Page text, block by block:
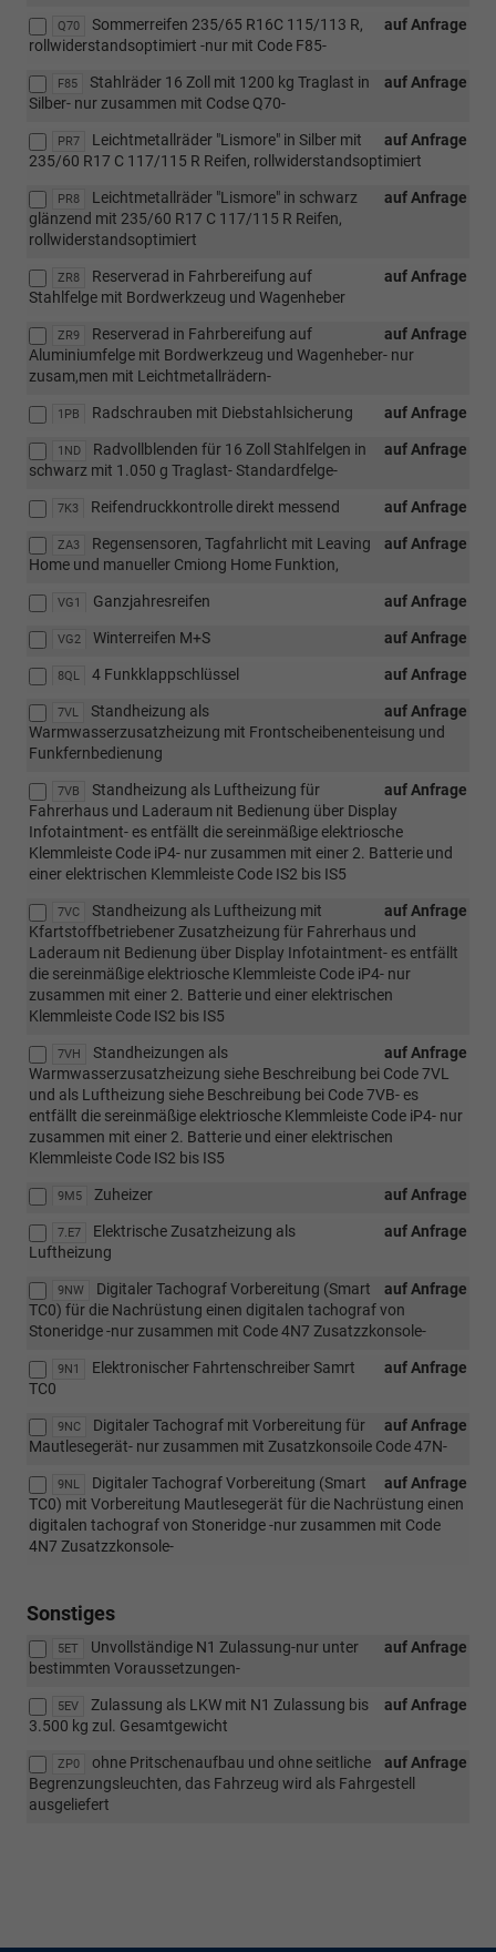
Q70 auf Anfrage
Sommerreifen 235/65 R16C 115/113 R,
rollwiderstandsoptimiert -nur mit Code F85-
F85 auf Anfrage
Stahlräder 16 Zoll mit 1200 kg Traglast in
Silber- nur zusammen mit Codse Q70-
PR7 auf Anfrage
Leichtmetallräder "Lismore" in Silber mit
235/60 R17 C 117/115 R Reifen, rollwiderstandsoptimiert
PR8 auf Anfrage
Leichtmetallräder "Lismore" in schwarz
glänzend mit 235/60 R17 C 117/115 R Reifen,
rollwiderstandsoptimiert
ZR8 auf Anfrage
Reserverad in Fahrbereifung auf
Stahlfelge mit Bordwerkzeug und Wagenheber
ZR9 auf Anfrage
Reserverad in Fahrbereifung auf
Aluminiumfelge mit Bordwerkzeug und Wagenheber- nur
zusam,men mit Leichtmetallrädern-
1PB auf Anfrage
Radschrauben mit Diebstahlsicherung
1ND auf Anfrage
Radvollblenden für 16 Zoll Stahlfelgen in
schwarz mit 1.050 g Traglast- Standardfelge-
7K3 auf Anfrage
Reifendruckkontrolle direkt messend
ZA3 auf Anfrage
Regensensoren, Tagfahrlicht mit Leaving
Home und manueller Cmiong Home Funktion,
VG1 auf Anfrage
Ganzjahresreifen
VG2 auf Anfrage
Winterreifen M+S
8QL auf Anfrage
4 Funkklappschlüssel
7VL auf Anfrage
Standheizung als
Warmwasserzusatzheizung mit Frontscheibenenteisung und
Funkfernbedienung
7VB auf Anfrage
Standheizung als Luftheizung für
Fahrerhaus und Laderaum nit Bedienung über Display
Infotaintment- es entfällt die sereinmäßige elektriosche
Klemmleiste Code iP4- nur zusammen mit einer 2. Batterie und
einer elektrischen Klemmleiste Code IS2 bis IS5
7VC auf Anfrage
Standheizung als Luftheizung mit
Kfartstoffbetriebener Zusatzheizung für Fahrerhaus und
Laderaum nit Bedienung über Display Infotaintment- es entfällt
die sereinmäßige elektriosche Klemmleiste Code iP4- nur
zusammen mit einer 2. Batterie und einer elektrischen
Klemmleiste Code IS2 bis IS5
7VH auf Anfrage
Standheizungen als
Warmwasserzusatzheizung siehe Beschreibung bei Code 7VL
und als Luftheizung siehe Beschreibung bei Code 7VB- es
entfällt die sereinmäßige elektriosche Klemmleiste Code iP4- nur
zusammen mit einer 2. Batterie und einer elektrischen
Klemmleiste Code IS2 bis IS5
9M5 auf Anfrage
Zuheizer
7.E7 auf Anfrage
Elektrische Zusatzheizung als
Luftheizung
9NW auf Anfrage
Digitaler Tachograf Vorbereitung (Smart
TC0) für die Nachrüstung einen digitalen tachograf von
Stoneridge -nur zusammen mit Code 4N7 Zusatzzkonsole-
9N1 auf Anfrage
Elektronischer Fahrtenschreiber Samrt
TC0
9NC auf Anfrage
Digitaler Tachograf mit Vorbereitung für
Mautlesegerät- nur zusammen mit Zusatzkonsoile Code 47N-
9NL auf Anfrage
Digitaler Tachograf Vorbereitung (Smart
TC0) mit Vorbereitung Mautlesegerät für die Nachrüstung einen
digitalen tachograf von Stoneridge -nur zusammen mit Code
4N7 Zusatzzkonsole-
Sonstiges
5ET auf Anfrage
Unvollständige N1 Zulassung-nur unter
bestimmten Voraussetzungen-
5EV auf Anfrage
Zulassung als LKW mit N1 Zulassung bis
3.500 kg zul. Gesamtgewicht
ZP0 auf Anfrage
ohne Pritschenaufbau und ohne seitliche
Begrenzungsleuchten, das Fahrzeug wird als Fahrgestell
ausgeliefert